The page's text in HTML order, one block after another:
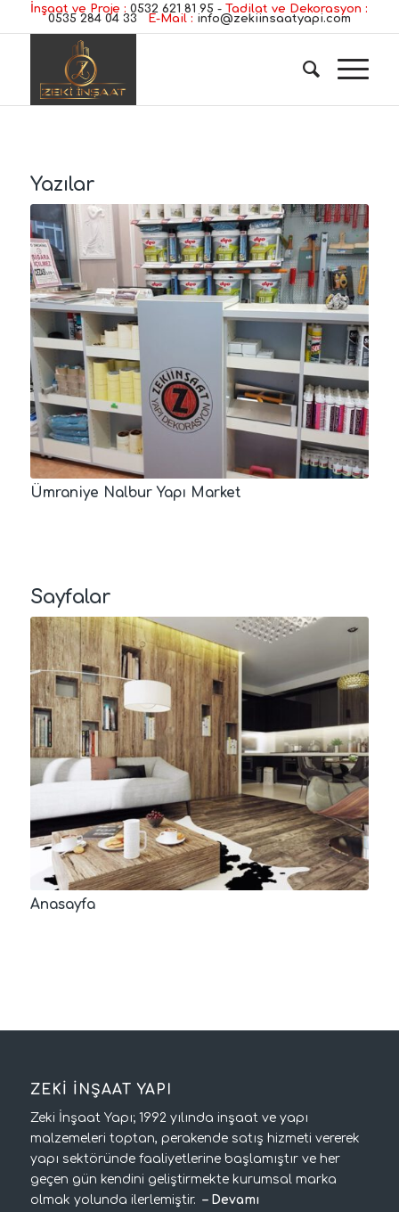
İnşaat ve Proje : 0532 621 81 95 - Tadilat ve Dekorasyon :
0535 284 04 33 E-Mail : info@zekiinsaatyapi.com
Yazılar
Ümraniye Nalbur Yapı Market
Sayfalar
Anasayfa
ZEKİ İNŞAAT YAPI
Zeki İnşaat Yapı; 1992 yılında inşaat ve yapı
malzemeleri toptan, perakende satış hizmeti vererek
yapı sektöründe faaliyetlerine başlamıştır ve her
geçen gün kendini geliştirmekte kurumsal marka
olmak yolunda ilerlemiştir.– Devamı